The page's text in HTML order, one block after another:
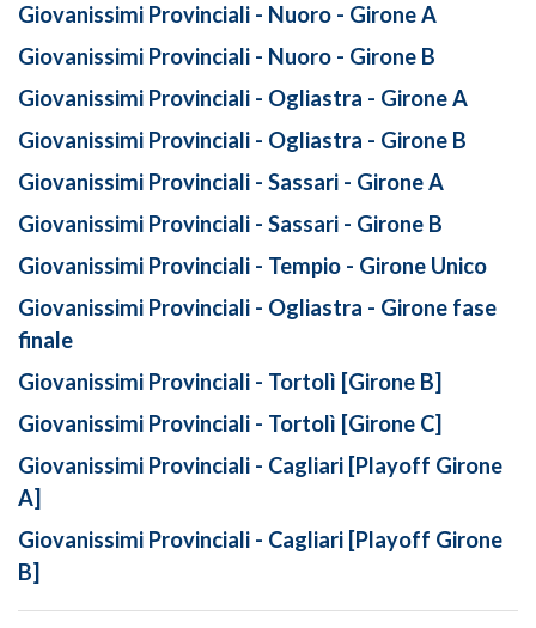
Giovanissimi Provinciali - Nuoro - Girone A
Giovanissimi Provinciali - Nuoro - Girone B
Giovanissimi Provinciali - Ogliastra - Girone A
Giovanissimi Provinciali - Ogliastra - Girone B
Giovanissimi Provinciali - Sassari - Girone A
Giovanissimi Provinciali - Sassari - Girone B
Giovanissimi Provinciali - Tempio - Girone Unico
Giovanissimi Provinciali - Ogliastra - Girone fase
finale
Giovanissimi Provinciali - Tortolì [Girone B]
Giovanissimi Provinciali - Tortolì [Girone C]
Giovanissimi Provinciali - Cagliari [Playoff Girone
A]
Giovanissimi Provinciali - Cagliari [Playoff Girone
B]